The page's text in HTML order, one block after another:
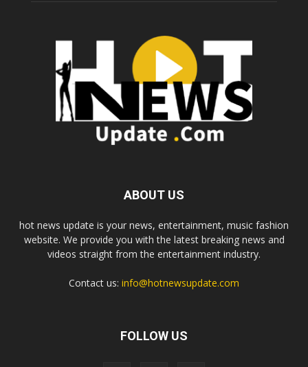
ABOUT US
hot news update is your news, entertainment, music fashion
website. We provide you with the latest breaking news and
videos straight from the entertainment industry.
Contact us: info@hotnewsupdate.com
FOLLOW US